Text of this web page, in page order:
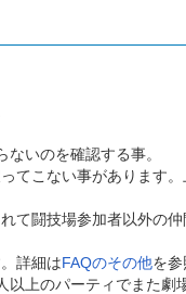
いのを確認する事。
てこない事があります。
て闘技場参加者以外の仲
詳細はFAQのその他を参
上のパーティでまた劇